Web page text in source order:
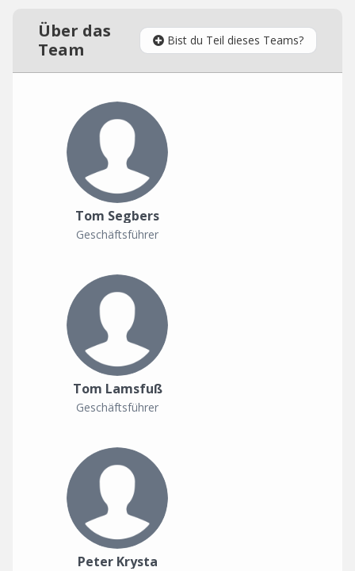
Über das
Team
Bist du Teil dieses Teams?
Tom Segbers
Geschäftsführer
Tom Lamsfuß
Geschäftsführer
Peter Krysta